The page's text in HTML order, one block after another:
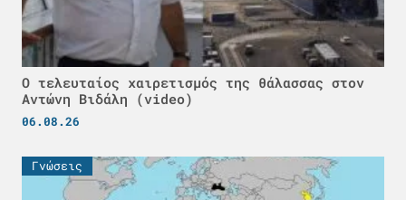
Ο τελευταίος χαιρετισμός της θάλασσας στον
Αντώνη Βιδάλη (video)
06.08.26
Γνώσεις